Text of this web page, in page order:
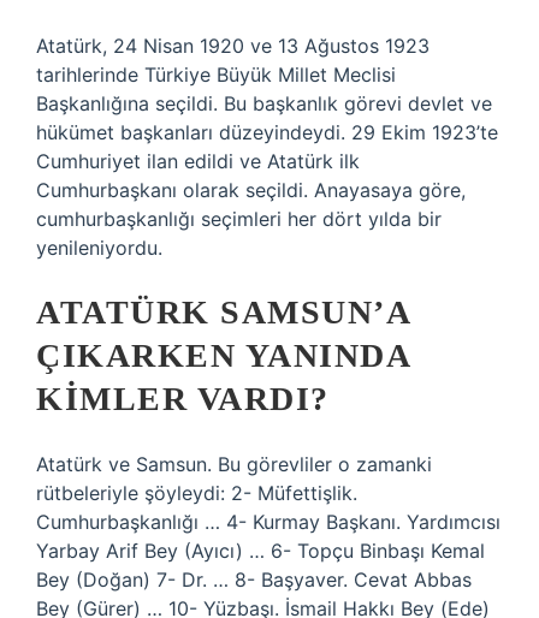
Atatürk, 24 Nisan 1920 ve 13 Ağustos 1923
tarihlerinde Türkiye Büyük Millet Meclisi
Başkanlığına seçildi. Bu başkanlık görevi devlet ve
hükümet başkanları düzeyindeydi. 29 Ekim 1923’te
Cumhuriyet ilan edildi ve Atatürk ilk
Cumhurbaşkanı olarak seçildi. Anayasaya göre,
cumhurbaşkanlığı seçimleri her dört yılda bir
yenileniyordu.
ATATÜRK SAMSUN’A
ÇIKARKEN YANINDA
KIMLER VARDI?
Atatürk ve Samsun. Bu görevliler o zamanki
rütbeleriyle şöyleydi: 2- Müfettişlik.
Cumhurbaşkanlığı … 4- Kurmay Başkanı. Yardımcısı
Yarbay Arif Bey (Ayıcı) … 6- Topçu Binbaşı Kemal
Bey (Doğan) 7- Dr. … 8- Başyaver. Cevat Abbas
Bey (Gürer) … 10- Yüzbaşı. İsmail Hakkı Bey (Ede)